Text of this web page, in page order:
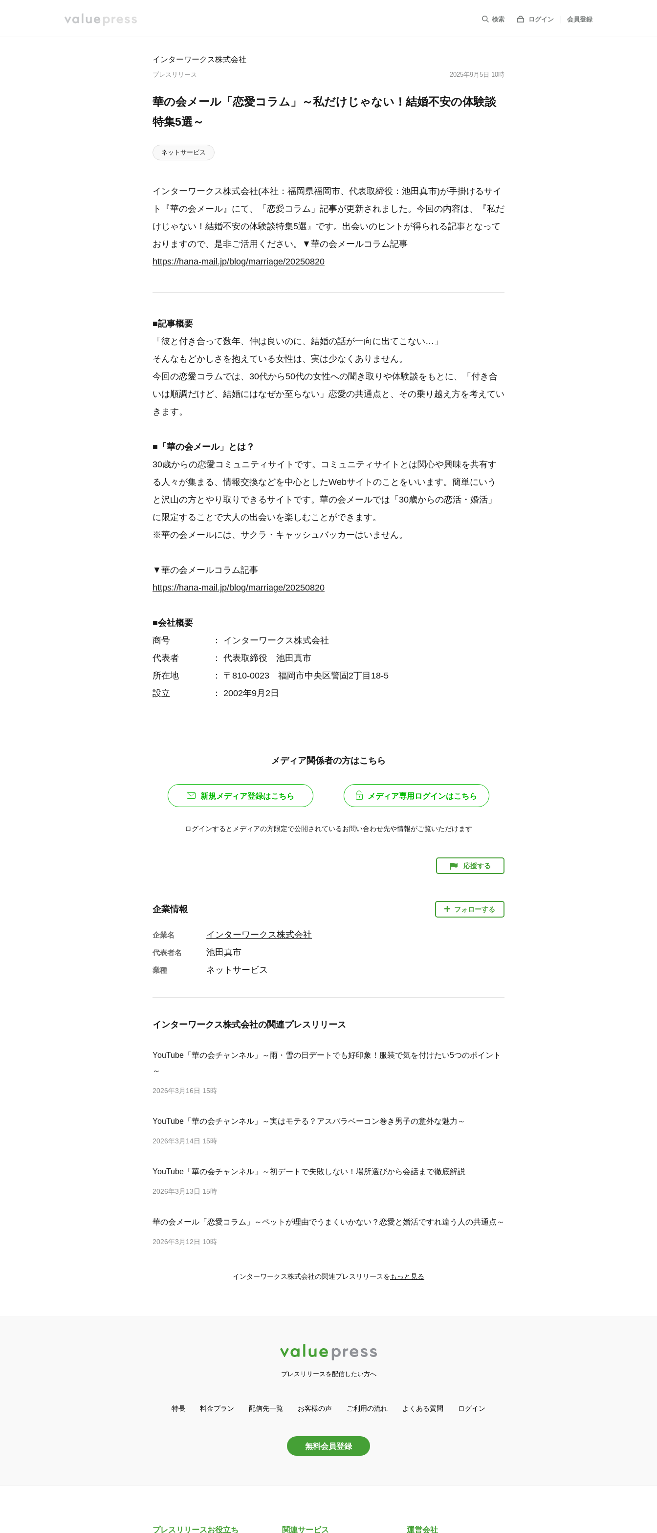
検索 ログイン 会員登録
インターワークス株式会社
プレスリリース 2025年9月5日 10時
華の会メール「恋愛コラム」～私だけじゃない！結婚不安の体験談
特集5選～
ネットサービス
インターワークス株式会社(本社：福岡県福岡市、代表取締役：池田真市)が手掛けるサイ
ト『華の会メール』にて、「恋愛コラム」記事が更新されました。今回の内容は、『私だ
けじゃない！結婚不安の体験談特集5選』です。出会いのヒントが得られる記事となって
おりますので、是非ご活用ください。▼華の会メールコラム記事
https://hana-mail.jp/blog/marriage/20250820
■記事概要
「彼と付き合って数年、仲は良いのに、結婚の話が一向に出てこない…」
そんなもどかしさを抱えている女性は、実は少なくありません。
今回の恋愛コラムでは、30代から50代の女性への聞き取りや体験談をもとに、「付き合
いは順調だけど、結婚にはなぜか至らない」恋愛の共通点と、その乗り越え方を考えてい
きます。
■「華の会メール」とは？
30歳からの恋愛コミュニティサイトです。コミュニティサイトとは関心や興味を共有す
る人々が集まる、情報交換などを中心としたWebサイトのことをいいます。簡単にいう
と沢山の方とやり取りできるサイトです。華の会メールでは「30歳からの恋活・婚活」
に限定することで大人の出会いを楽しむことができます。
※華の会メールには、サクラ・キャッシュバッカーはいません。
▼華の会メールコラム記事
https://hana-mail.jp/blog/marriage/20250820
■会社概要
商号 ： インターワークス株式会社
代表者 ： 代表取締役 池田真市
所在地 ： 〒810-0023 福岡市中央区警固2丁目18-5
設立 ： 2002年9月2日
メディア関係者の方はこちら
新規メディア登録はこちら メディア専用ログインはこちら
ログインするとメディアの方限定で公開されているお問い合わせ先や情報がご覧いただけます
応援する
企業情報 フォローする
企業名 インターワークス株式会社
代表者名 池田真市
業種 ネットサービス
インターワークス株式会社の関連プレスリリース
YouTube「華の会チャンネル」～雨・雪の日デートでも好印象！服装で気を付けたい5つのポイント
～
2026年3月16日 15時
YouTube「華の会チャンネル」～実はモテる？アスパラベーコン巻き男子の意外な魅力～
2026年3月14日 15時
YouTube「華の会チャンネル」～初デートで失敗しない！場所選びから会話まで徹底解説
2026年3月13日 15時
華の会メール「恋愛コラム」～ペットが理由でうまくいかない？恋愛と婚活ですれ違う人の共通点～
2026年3月12日 10時
インターワークス株式会社の関連プレスリリースをもっと見る
プレスリリースを配信したい方へ
特長 料金プラン 配信先一覧 お客様の声 ご利用の流れ よくある質問 ログイン
無料会員登録
プレスリリースお役立ち 関連サービス 運営会社